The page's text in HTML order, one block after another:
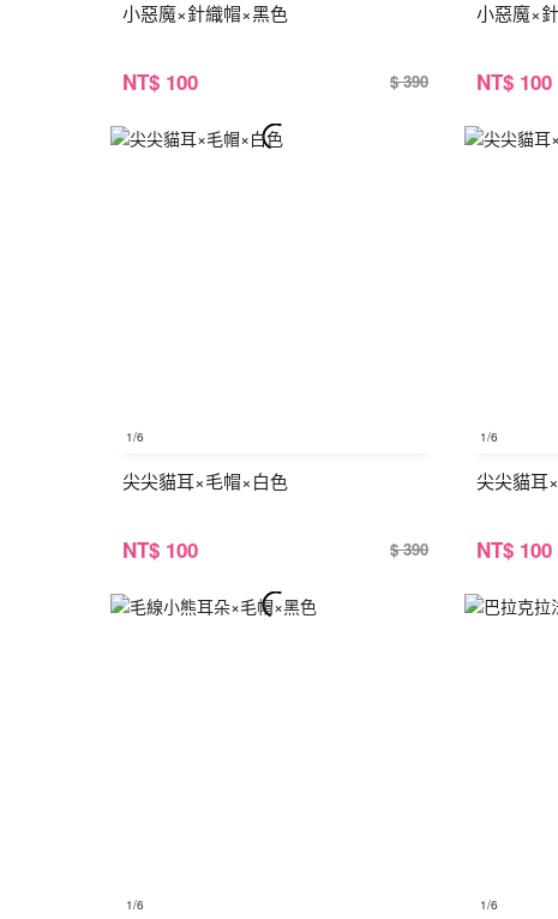
小惡魔×針織帽×黑色
NT$ 100 $ 390
小惡魔×
NT$ 100
1/6
尖尖貓耳×毛帽×白色
NT$ 100 $ 390
1/6
尖尖貓耳
NT$ 100
1/6 1/6